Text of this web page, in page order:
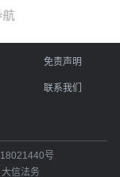
免责声明
联系我们
号
信法务